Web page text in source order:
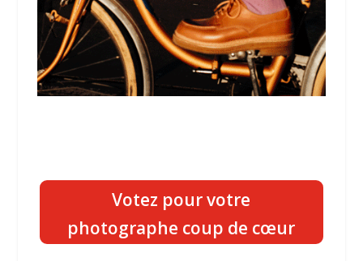
Votez pour votre
photographe coup de cœur